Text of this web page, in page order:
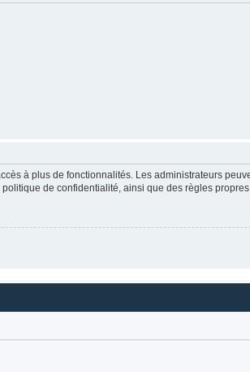
à plus de fonctionnalités. Les administrateurs
de confidentialité, ainsi que des règles